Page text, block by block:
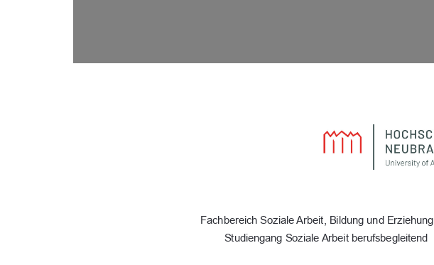
Fachbereich Soziale Arbeit, Bildung und Erziehung
Studiengang Soziale Arbeit berufsbegleitend